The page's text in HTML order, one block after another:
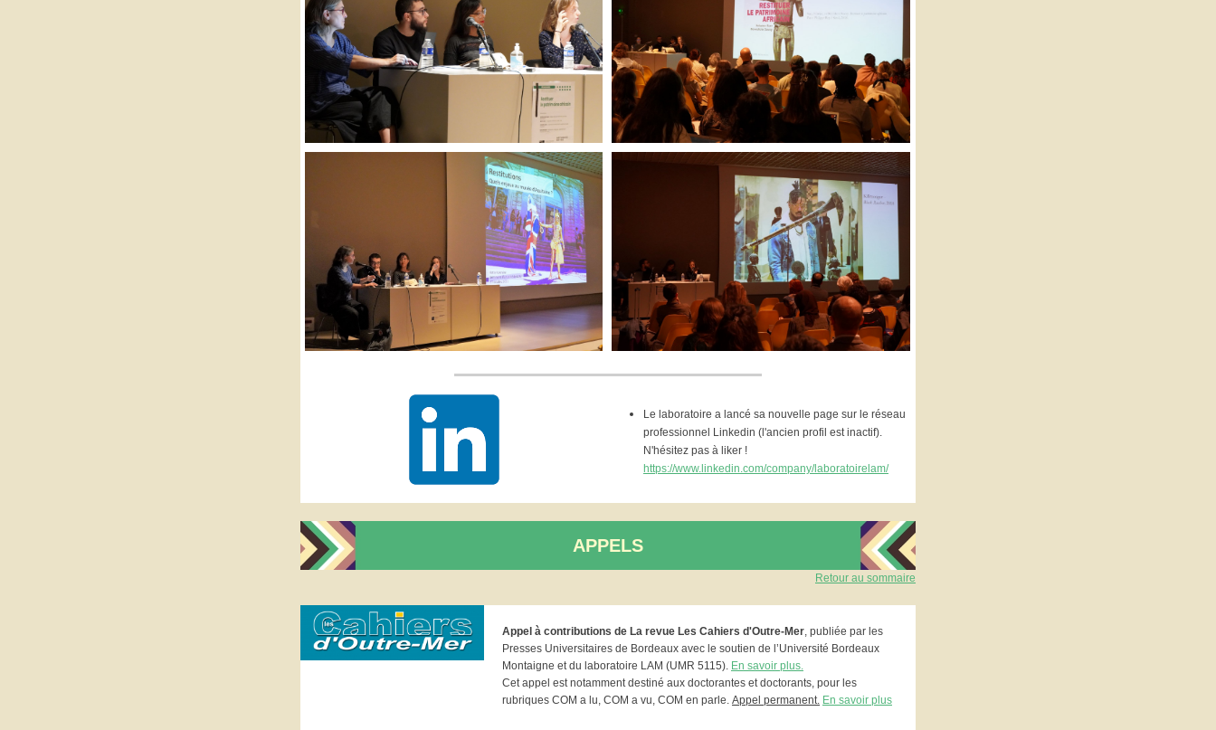
Le laboratoire a lancé sa nouvelle page sur le réseau
professionnel Linkedin (l'ancien profil est inactif).
N'hésitez pas à liker !
https://www.linkedin.com/company/laboratoirelam/
APPELS
Retour au sommaire
Appel à contributions de La revue Les Cahiers d'Outre-Mer, publiée par les
Presses Universitaires de Bordeaux avec le soutien de l’Université Bordeaux
Montaigne et du laboratoire LAM (UMR 5115). En savoir plus.
Cet appel est notamment destiné aux doctorantes et doctorants, pour les
rubriques COM a lu, COM a vu, COM en parle. Appel permanent. En savoir plus